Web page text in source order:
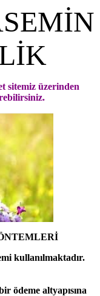
sitemiz üzerinden
kullanılmaktadır.
ödeme altyapısına